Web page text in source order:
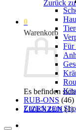
Zurück
0
Warenkorb
Es befinden
Zurück zum
Für
RUB-ONS (46)
LIZENZEN (1)